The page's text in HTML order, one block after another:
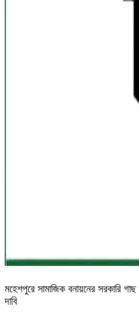
মহেশপুরে সামাজিক বনায়নের সরকারি
দাবি